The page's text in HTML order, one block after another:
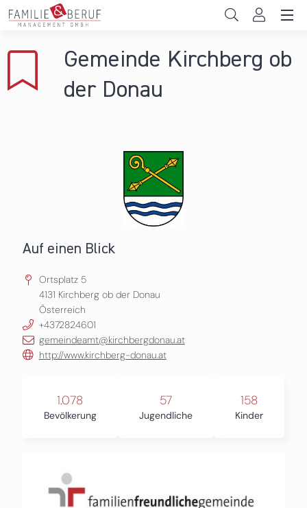
Direkt zum Inhalt
Gemeinden
Gemeinde Kirchberg ob
der Donau
Auf einen Blick
Ortsplatz 5
4131 Kirchberg ob der Donau
Österreich
+4372824601
gemeindeamt@kirchbergdonau.at
http://www.kirchberg-donau.at
1.078
Bevölkerung
57
Jugendliche
158
Kinder